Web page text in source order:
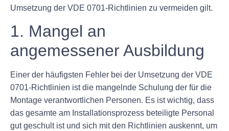
Umsetzung der VDE 0701-Richtlinien zu vermeiden gilt.
1. Mangel an
angemessener Ausbildung
Einer der häufigsten Fehler bei der Umsetzung der VDE
0701-Richtlinien ist die mangelnde Schulung der für die
Montage verantwortlichen Personen. Es ist wichtig, dass
das gesamte am Installationsprozess beteiligte Personal
gut geschult ist und sich mit den Richtlinien auskennt, um